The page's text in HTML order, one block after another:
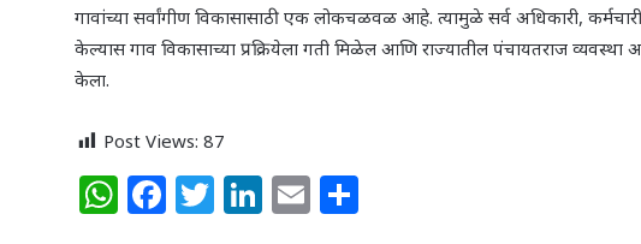
गावांच्या सर्वांगीण विकासासाठी एक लोकचळवळ आहे. त्यामुळे सर्व अधिकारी,
केल्यास गाव विकासाच्या प्रक्रियेला गती मिळेल आणि राज्यातील पंचायतराज
केला.
Post Views: 87
W F T Li E